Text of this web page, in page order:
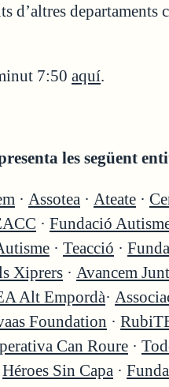
d’altres departaments
7:50 aquí.
les següent
· Assotea · Ateate ·
· Fundació
· Teacció ·
Xiprers · Avancem
Alt Empordà·
Foundation ·
Can Roure ·
Héroes Sin Capa ·